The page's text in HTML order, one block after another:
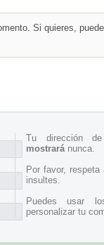
Si quieres,
Tu dirección
mostraránunca.
Por favor,
insultes.
Puedes usar
personalizar tu